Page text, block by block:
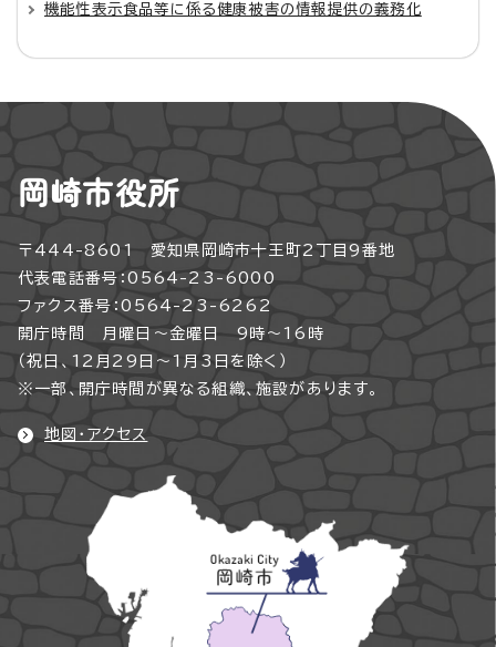
機能性表示食品等に係る健康被害の情報提供の義務化
岡崎市役所
〒444-8601 愛知県岡崎市十王町2丁目9番地
代表電話番号：0564-23-6000
ファクス番号：0564-23-6262
開庁時間 月曜日～金曜日 9時～16時
（祝日、12月29日～1月3日を除く）
※一部、開庁時間が異なる組織、施設があります。
地図・アクセス